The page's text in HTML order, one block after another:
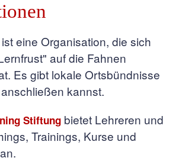
eine Organisation, die sich
auf die Fahnen
Es gibt lokale Ortsbündnisse
kannst.
Stiftung bietet Lehreren und
Trainings, Kurse und